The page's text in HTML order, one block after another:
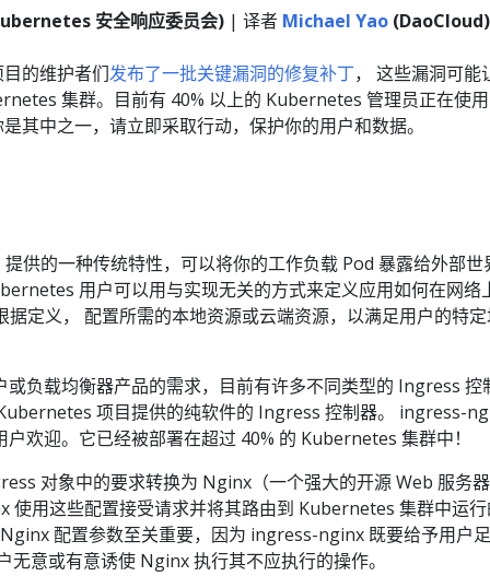
安全响应委员会) | 译者 Michael Yao (DaoCloud)
的维护者们发布了一批关键漏洞的修复补丁， 这些漏洞可能
集群。目前有 40% 以上的 Kubernetes 管理员正在使用
其中之一，请立即采取行动，保护你的用户和数据。
供的一种传统特性，可以将你的工作负载 Pod 暴露给外部世
用户可以用与实现无关的方式来定义应用如何在网络
据定义， 配置所需的本地资源或云端资源，以满足用户的特
或负载均衡器产品的需求，目前有许多不同类型的 Ingress 控
项目提供的纯软件的 Ingress 控制器。 ingress-
欢迎。它已经被部署在超过 40% 的 Kubernetes 集群中！
对象中的要求转换为 Nginx（一个强大的开源 Web 服务
使用这些配置接受请求并将其路由到 Kubernetes 集群中运
配置参数至关重要，因为 ingress-nginx 既要给予用户
无意或有意诱使 Nginx 执行其不应执行的操作。